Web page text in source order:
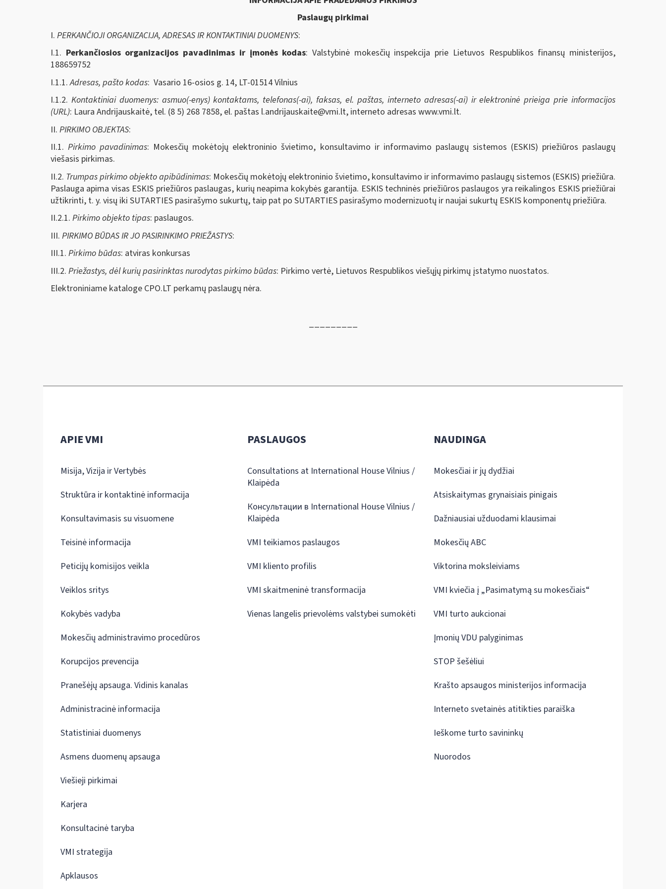
Paslaugų pirkimai
I. PERKANČIOJI ORGANIZACIJA, ADRESAS IR KONTAKTINIAI DUOMENYS:
I.1. Perkančiosios organizacijos pavadinimas ir įmonės kodas: Valstybinė mokesčių inspekcija prie Lietuvos Respublikos finansų ministerijos,
188659752
I.1.1.Adresas, pašto kodas: Vasario 16-osios g. 14, LT-01514 Vilnius
I.1.2. Kontaktiniai duomenys: asmuo(-enys) kontaktams, telefonas(-ai), faksas, el. paštas, interneto adresas(-ai) ir elektroninė prieiga prie informacijos
(URL): Laura Andrijauskaitė, tel. (8 5) 268 7858, el. paštas l.andrijauskaite@vmi.lt, interneto adresas www.vmi.lt.
II. PIRKIMO OBJEKTAS:
II.1.Pirkimo pavadinimas: Mokesčių mokėtojų elektroninio švietimo, konsultavimo ir informavimo paslaugų sistemos (ESKIS) priežiūros paslaugų
viešasis pirkimas.
II.2. Trumpas pirkimo objekto apibūdinimas: Mokesčių mokėtojų elektroninio švietimo, konsultavimo ir informavimo paslaugų sistemos (ESKIS) priežiūra.
Paslauga apima visas ESKIS priežiūros paslaugas, kurių neapima kokybės garantija. ESKIS techninės priežiūros paslaugos yra reikalingos ESKIS priežiūrai
užtikrinti, t. y. visų iki SUTARTIES pasirašymo sukurtų, taip pat po SUTARTIES pasirašymo modernizuotų ir naujai sukurtų ESKIS komponentų priežiūra.
II.2.1. Pirkimo objekto tipas: paslaugos.
III. PIRKIMO BŪDAS IR JO PASIRINKIMO PRIEŽASTYS:
III.1. Pirkimo būdas: atviras konkursas
III.2. Priežastys, dėl kurių pasirinktas nurodytas pirkimo būdas: Pirkimo vertė, Lietuvos Respublikos viešųjų pirkimų įstatymo nuostatos.
Elektroniniame kataloge CPO.LT perkamų paslaugų nėra.
_________
APIE VMI
Misija, Vizija ir Vertybės
Struktūra ir kontaktinė informacija
Konsultavimasis su visuomene
Teisinė informacija
Peticijų komisijos veikla
Veiklos sritys
Kokybės vadyba
Mokesčių administravimo procedūros
Korupcijos prevencija
Pranešėjų apsauga. Vidinis kanalas
Administracinė informacija
Statistiniai duomenys
Asmens duomenų apsauga
Viešieji pirkimai
Karjera
Konsultacinė taryba
VMI strategija
Apklausos
PASLAUGOS
Consultations at International House Vilnius /
Klaipėda
Консультации в International House Vilnius /
Klaipėda
VMI teikiamos paslaugos
VMI kliento profilis
VMI skaitmeninė transformacija
Vienas langelis prievolėms valstybei sumokėti
NAUDINGA
Mokesčiai ir jų dydžiai
Atsiskaitymas grynaisiais pinigais
Dažniausiai užduodami klausimai
Mokesčių ABC
Viktorina moksleiviams
VMI kviečia į „Pasimatymą su mokesčiais“
VMI turto aukcionai
Įmonių VDU palyginimas
STOP šešėliui
Krašto apsaugos ministerijos informacija
Interneto svetainės atitikties paraiška
Ieškome turto savininkų
Nuorodos